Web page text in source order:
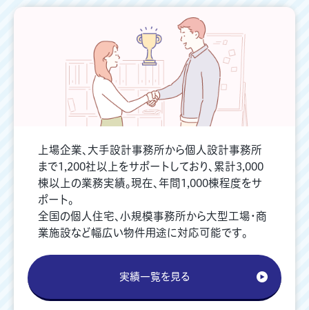
上場企業、大手設計事務所から個人設計事務所
まで1,200社以上をサポートしており、累計3,000
棟以上の業務実績。現在、年間1,000棟程度をサ
ポート。
全国の個人住宅、小規模事務所から大型工場・商
業施設など幅広い物件用途に対応可能です。
実績一覧を見る